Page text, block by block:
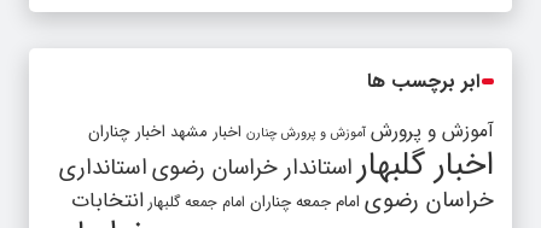
ابر برچسب ها
آموزش و پرورش آموزش و پرورش چنارن اخبار مشهد اخبار چناران
اخبار گلبهار استاندار خراسان رضویاستانداری
خراسان رضوی امام جمعه چناران امام جمعه گلبهار انتخابات